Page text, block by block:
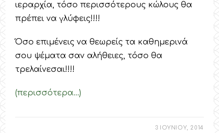
ιεραρχία, τόσο περισσότερους κώλους θα
πρέπει να γλύφεις!!!!
Όσο επιμένεις να θεωρείς τα καθημερινά
σου ψέματα σαν αλήθειες, τόσο θα
τρελαίνεσαι!!!!
(περισσότερα…)
3 ΙΟΥΝΙΟΥ, 2014